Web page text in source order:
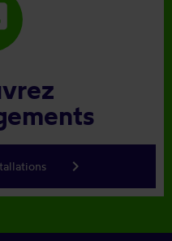
keyboard_arrow_right